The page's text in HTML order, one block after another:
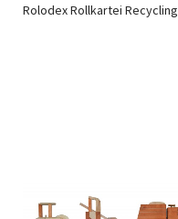
Rolodex Rollkartei Recycling